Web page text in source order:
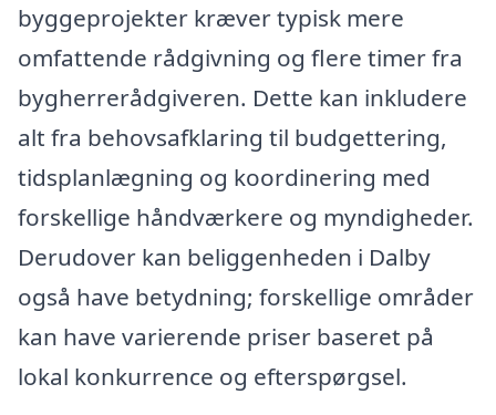
byggeprojekter kræver typisk mere
omfattende rådgivning og flere timer fra
bygherrerådgiveren. Dette kan inkludere
alt fra behovsafklaring til budgettering,
tidsplanlægning og koordinering med
forskellige håndværkere og myndigheder.
Derudover kan beliggenheden i Dalby
også have betydning; forskellige områder
kan have varierende priser baseret på
lokal konkurrence og efterspørgsel.